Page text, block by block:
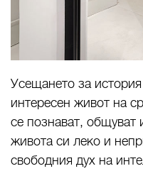
Усещането за
интересен живот на
се познават, общуват
живота си леко и
свободния дух на